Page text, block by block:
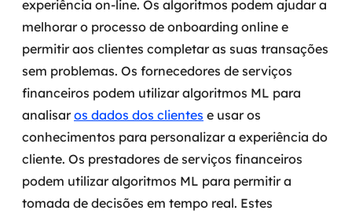
experiência on-line. Os algoritmos podem ajudar a
melhorar o processo de onboarding online e
permitir aos clientes completar as suas transações
sem problemas. Os fornecedores de serviços
financeiros podem utilizar algoritmos ML para
analisaros dados dos clientes e usar os
conhecimentos para personalizar a experiência do
cliente. Os prestadores de serviços financeiros
podem utilizar algoritmos ML para permitir a
tomada de decisões em tempo real. Estes